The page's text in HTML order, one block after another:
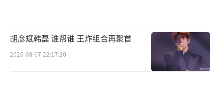
胡彦斌韩磊 谁帮谁 王炸组合再聚首
2026-08-07 22:17:20